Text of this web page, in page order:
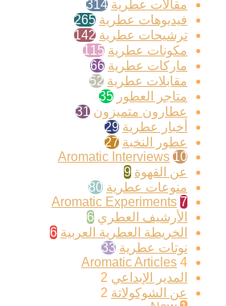
مقالات عطرية 314
فيديوهات عطرية 265
ترشيحات عطرية 142
مكونات عطرية 115
ماركات عطرية 66
مقابلات عطرية 52
متاجر العطور 35
عطارون متميزون 31
أخبار عطرية 29
عطور النخبة 27
Aromatic Interviews 10
عن القهوة 9
منوعات عطرية 80
Aromatic Experiments 7
الأرشيف العطري 6
الخريطة العطرية العربية 6
نوتات عطرية 33
Aromatic Articles 4
المدير الإبداعي 2
عن الشوكولاتة 2